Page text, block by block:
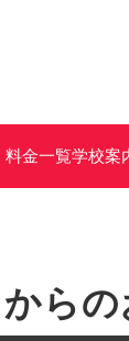
料金一覧学校案
らの